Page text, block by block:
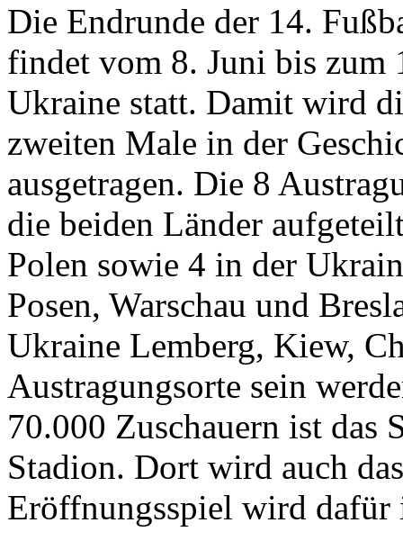
Die Endrunde der 14.
findet vom 8. Juni bis zum
Ukraine statt. Damit wird
zweiten Male in der
ausgetragen. Die 8
die beiden Länder
Polen sowie 4 in der
Posen, Warschau und
Ukraine Lemberg, Kiew,
Austragungsorte sein
70.000 Zuschauern ist das
Stadion. Dort wird auch
Eröffnungsspiel wird dafür